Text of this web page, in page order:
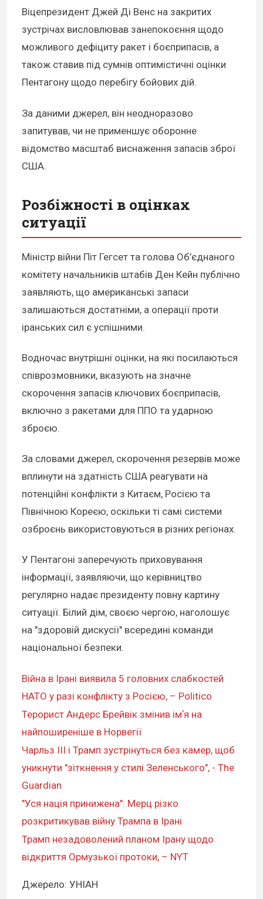
Віцепрезидент Джей Ді Венс на закритих
зустрічах висловлював занепокоєння щодо
можливого дефіциту ракет і боєприпасів, а
також ставив під сумнів оптимістичні оцінки
Пентагону щодо перебігу бойових дій.
За даними джерел, він неодноразово
запитував, чи не применшує оборонне
відомство масштаб виснаження запасів зброї
США.
Розбіжності в оцінках
ситуації
Міністр війни Піт Гегсет та голова Об’єднаного
комітету начальників штабів Ден Кейн публічно
заявляють, що американські запаси
залишаються достатніми, а операції проти
іранських сил є успішними.
Водночас внутрішні оцінки, на які посилаються
співрозмовники, вказують на значне
скорочення запасів ключових боєприпасів,
включно з ракетами для ППО та ударною
зброєю.
За словами джерел, скорочення резервів може
вплинути на здатність США реагувати на
потенційні конфлікти з Китаєм, Росією та
Північною Кореєю, оскільки ті самі системи
озброєнь використовуються в різних регіонах.
У Пентагоні заперечують приховування
інформації, заявляючи, що керівництво
регулярно надає президенту повну картину
ситуації. Білий дім, своєю чергою, наголошує
на "здоровій дискусії" всередині команди
національної безпеки.
Війна в Ірані виявила 5 головних слабкостей
НАТО у разі конфлікту з Росією, – Politico
Терорист Андерс Брейвік змінив імʼя на
найпоширеніше в Норвегії
Чарльз III і Трамп зустрінуться без камер, щоб
уникнути "зіткнення у стилі Зеленського", - The
Guardian
"Уся нація принижена": Мерц різко
розкритикував війну Трампа в Ірані
Трамп незадоволений планом Ірану щодо
відкриття Ормузької протоки, – NYT
Джерело: УНІАН